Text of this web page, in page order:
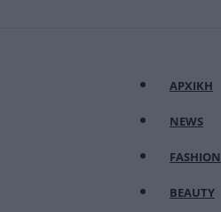
ΑΡΧΙΚΗ
NEWS
FASHION
BEAUTY